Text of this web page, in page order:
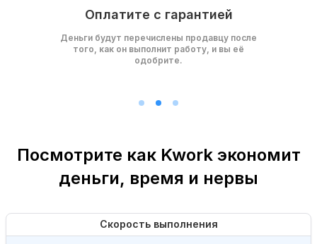
Оплатите с гарантией
Деньги будут перечислены продавцу после
того, как он выполнит работу, и вы её
одобрите.
Посмотрите как Kwork экономит
деньги, время и нервы
Скорость выполнения